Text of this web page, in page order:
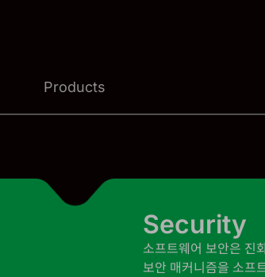
Products
Security
소프트웨어 보안은 진
보안 매커니즘을 소프